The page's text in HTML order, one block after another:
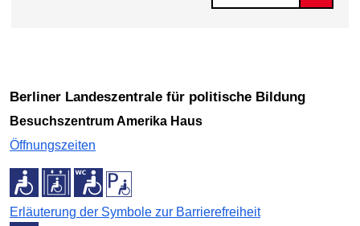
Berliner Landeszentrale für politische Bildung
Besuchszentrum Amerika Haus
Öffnungszeiten
Erläuterung der Symbole zur Barrierefreiheit